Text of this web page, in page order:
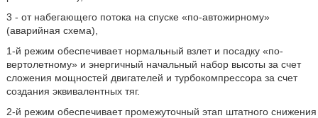
3 - от набегающего потока на спуске «по-автожирному»
(аварийная схема),
1-й режим обеспечивает нормальный взлет и посадку «по-
вертолетному» и энергичный начальный набор высоты за счет
сложения мощностей двигателей и турбокомпрессора за счет
создания эквивалентных тяг.
2-й режим обеспечивает промежуточный этап штатного снижения